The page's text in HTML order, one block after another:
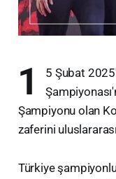
1
5 Şubat
Şampiyonu olan
zaferini
Türkiye